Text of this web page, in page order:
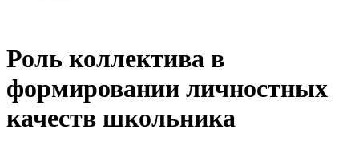
Роль коллектива в
формировании личностных
качеств школьника